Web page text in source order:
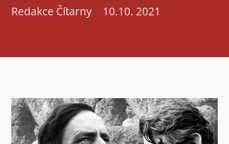
Redakce Čítarny 10.10. 2021